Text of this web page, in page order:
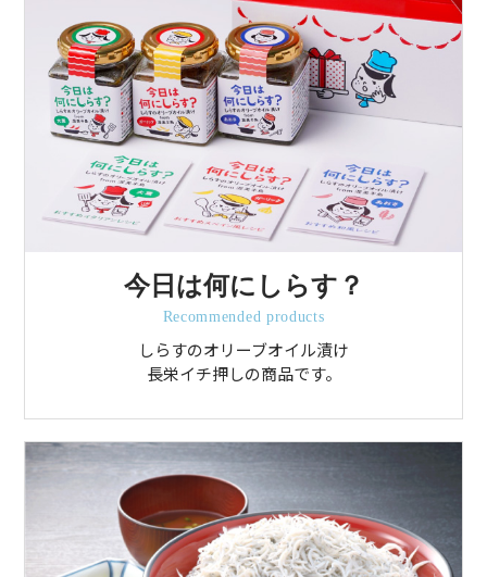
今日は何にしらす？
Recommended products
しらすのオリーブオイル漬け
長栄イチ押しの商品です。